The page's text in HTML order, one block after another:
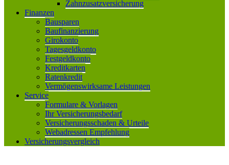
Zahnzusatzversicherung
Finanzen
Bausparen
Baufinanzierung
Girokonto
Tagesgeldkonto
Festgeldkonto
Kreditkarten
Ratenkredit
Vermögenswirksame Leistungen
Service
Formulare & Vorlagen
Ihr Versicherungsbedarf
Versicherungsschaden & Urteile
Webadressen Empfehlung
Versicherungsvergleich